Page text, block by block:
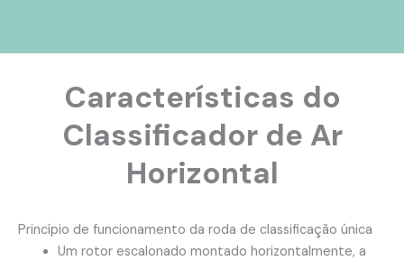
Características do
Classificador de Ar
Horizontal
Princípio de funcionamento da roda de classificação única
Um rotor escalonado montado horizontalmente, a